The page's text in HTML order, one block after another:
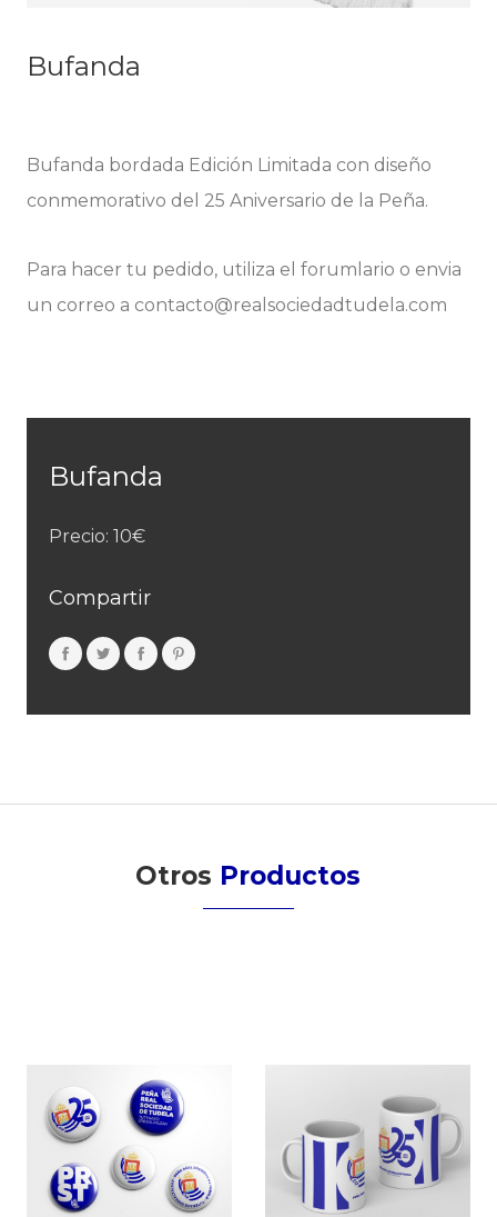
Bufanda
Bufanda bordada Edición Limitada con diseño
conmemorativo del 25 Aniversario de la Peña.
Para hacer tu pedido, utiliza el forumlario o envia
un correo a contacto@realsociedadtudela.com
Bufanda
Precio: 10€
Compartir
Otros Productos